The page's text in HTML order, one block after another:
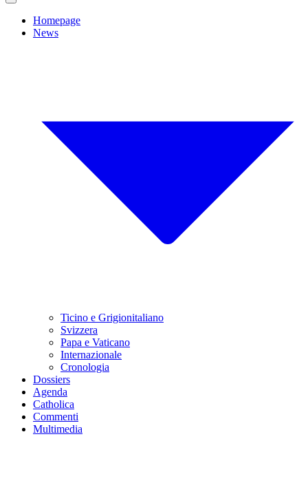
Homepage
News
Ticino e Grigionitaliano
Svizzera
Papa e Vaticano
Internazionale
Cronologia
Dossiers
Agenda
Catholica
Commenti
Multimedia